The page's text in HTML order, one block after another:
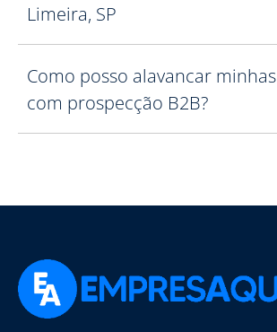
Limeira, SP
Como posso alavancar
com prospecção B2B?